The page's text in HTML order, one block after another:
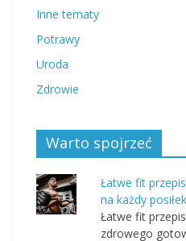
Inne tematy
Potrawy
Uroda
Zdrowie
Warto spojrzeć
Łatwe fit
na każdy posiłek
Łatwe fit
zdrowego